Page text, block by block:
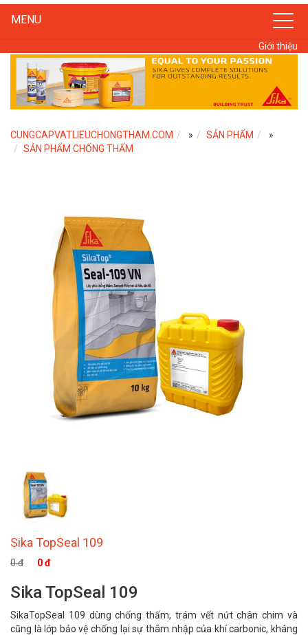
MENU
Giới thiệu
CUNGCAPVATLIEUCHONGTHAM.COM » SẢN PHẨM
»
SẢN PHẨM CHỐNG THẤM
Sika TopSeal 109
0 đ 0 đ
Sika TopSeal 109
SikaTopSeal 109 dùng chống thấm, trám vết nứt chân chim và
cũng là lớp bảo vệ chống lại sự thâm nhập của khí carbonic, kháng